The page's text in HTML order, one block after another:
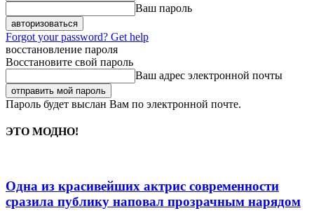
Ваш пароль
Forgot your password? Get help
восстановление пароля
Восстановите свой пароль
Ваш адрес электронной почты
Пароль будет выслан Вам по электронной почте.
ЭТО МОДНО!
Одна из красивейших актрис современности
сразила публику наповал прозрачным нарядом